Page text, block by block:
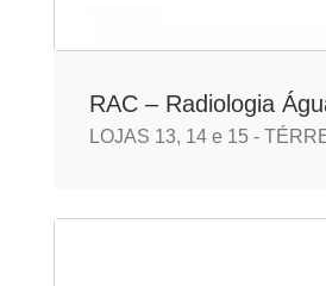
RAC – Radiologia
LOJAS 13, 14 e 15 -